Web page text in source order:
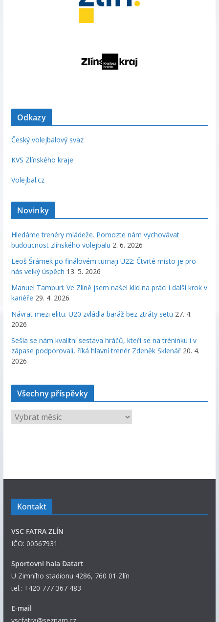
Odkazy
Český volejbalový svaz
KVS Zlínského kraje
Volejbal.cz
Novinky
Hledáme trenéry mládeže. Pomozte nám vychovávat
budoucnost zlínského volejbalu 2. 6. 2026
Leoš Šrámek po finálovém turnaji U22: Čtvrté místo je pro
nás velký úspěch 13. 5. 2026
Manuel Tamburi: Ve Zlíně jsem našel klid na práci i další krok v
kariéře 29. 4. 2026
Návrat mezi elitu. U20 zvládla baráž bez ztráty setu 27. 4.
2026
Sešla se nám kvalitní sestava hráčů, kteří se na tréninku i v
zápase podporovali, říká hlavní trenér Zdeněk Sklenář 20. 4.
2026
Všechny příspěvky
š
p
ř
ě
v
k
Kontakt
VSC FATRA ZLÍN
IČO: 00567931
Sportovní hala Datart
U Zimního stadionu 4286, 760 01 Zlín
tel.: +420 777 367 483
E-mail